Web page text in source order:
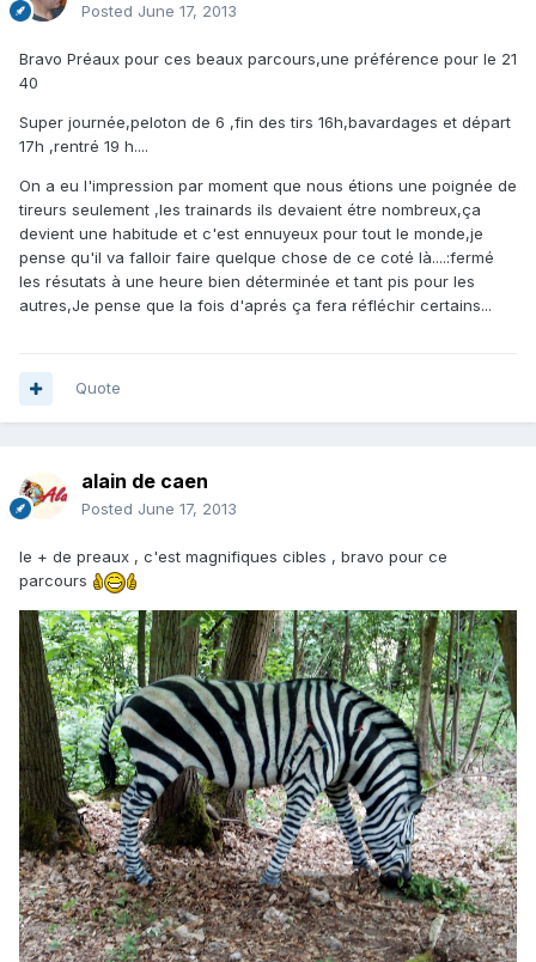
Posted June 17, 2013
Bravo Préaux pour ces beaux parcours,une préférence pour le 21
40
Super journée,peloton de 6 ,fin des tirs 16h,bavardages et départ
17h ,rentré 19 h....
On a eu l'impression par moment que nous étions une poignée de
tireurs seulement ,les trainards ils devaient étre nombreux,ça
devient une habitude et c'est ennuyeux pour tout le monde,je
pense qu'il va falloir faire quelque chose de ce coté là....:fermé
les résutats à une heure bien déterminée et tant pis pour les
autres,Je pense que la fois d'aprés ça fera réfléchir certains...
Quote
alain de caen
Posted June 17, 2013
le + de preaux , c'est magnifiques cibles , bravo pour ce
parcours